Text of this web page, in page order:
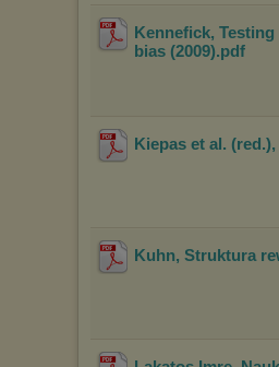
Kennefick,
bias (2009).pdf
Kiepas et al.
Kuhn, Struktura